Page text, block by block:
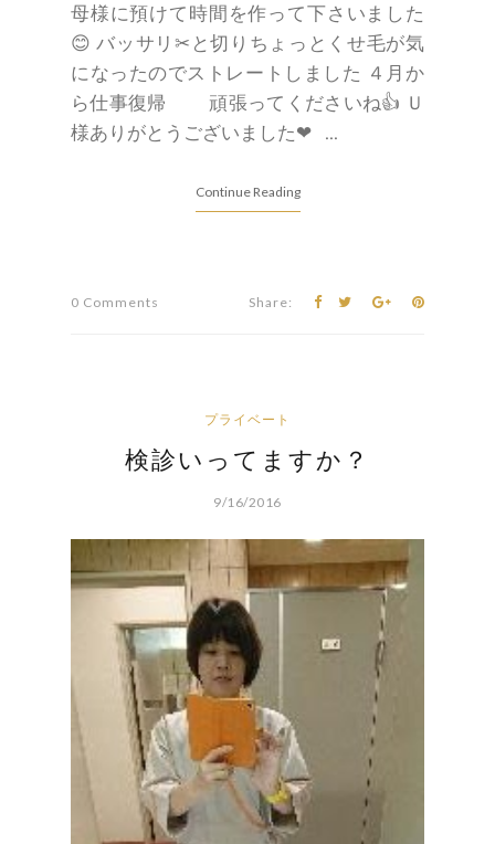
母様に預けて時間を作って下さいました
😊 バッサリ✂と切りちょっとくせ毛が気
になったのでストレートしました ４月か
ら仕事復帰 頑張ってくださいね👍 Ｕ
様ありがとうございました❤ ...
Continue Reading
0 Comments Share:
プライベート
検診いってますか？
9/16/2016